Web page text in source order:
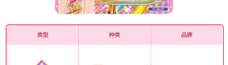
类型 种类 品牌